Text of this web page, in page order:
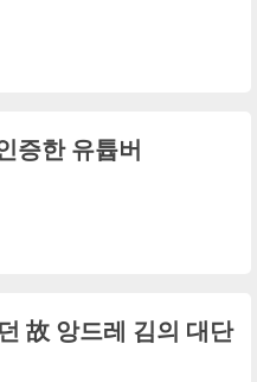
증한 유튭버
故 앙드레 김의 대단